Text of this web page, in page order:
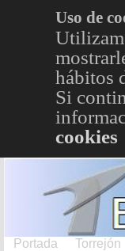
Uso de
hábitos
Si
cookies
Portada Torrejón